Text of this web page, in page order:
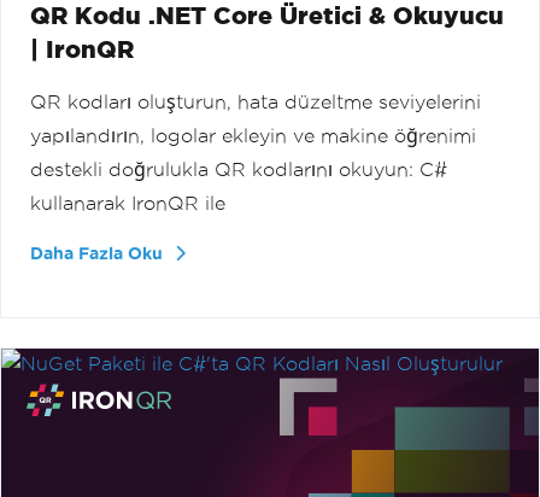
QR Kodu .NET Core Üretici & Okuyucu
| IronQR
QR kodları oluşturun, hata düzeltme seviyelerini
yapılandırın, logolar ekleyin ve makine öğrenimi
destekli doğrulukla QR kodlarını okuyun: C#
kullanarak IronQR ile
Daha Fazla Oku